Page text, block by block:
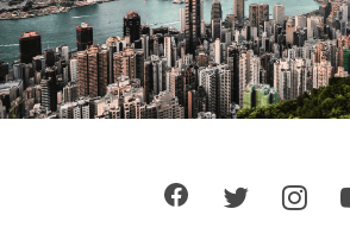
約會技巧
應用程式